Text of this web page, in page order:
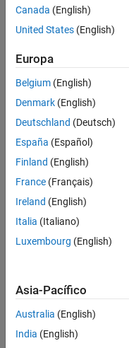
Canada (English)
United States (English)
Europa
Belgium (English)
Denmark (English)
Deutschland (Deutsch)
España (Español)
Finland (English)
France (Français)
Ireland (English)
Italia (Italiano)
Luxembourg (English)
Asia-Pacífico
Australia (English)
India (English)
Centro de confianza
Política de privacidad
Información de contacto
© 1994-2026 The